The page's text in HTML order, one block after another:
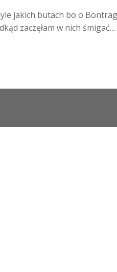
jakich butach bo o
zaczęłam w nich śmigać…